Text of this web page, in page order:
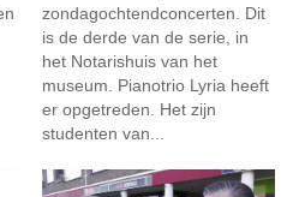
zondagochtendconcerten. Dit
is de derde van de serie, in
het Notarishuis van het
museum. Pianotrio Lyria heeft
er opgetreden. Het zijn
studenten van...